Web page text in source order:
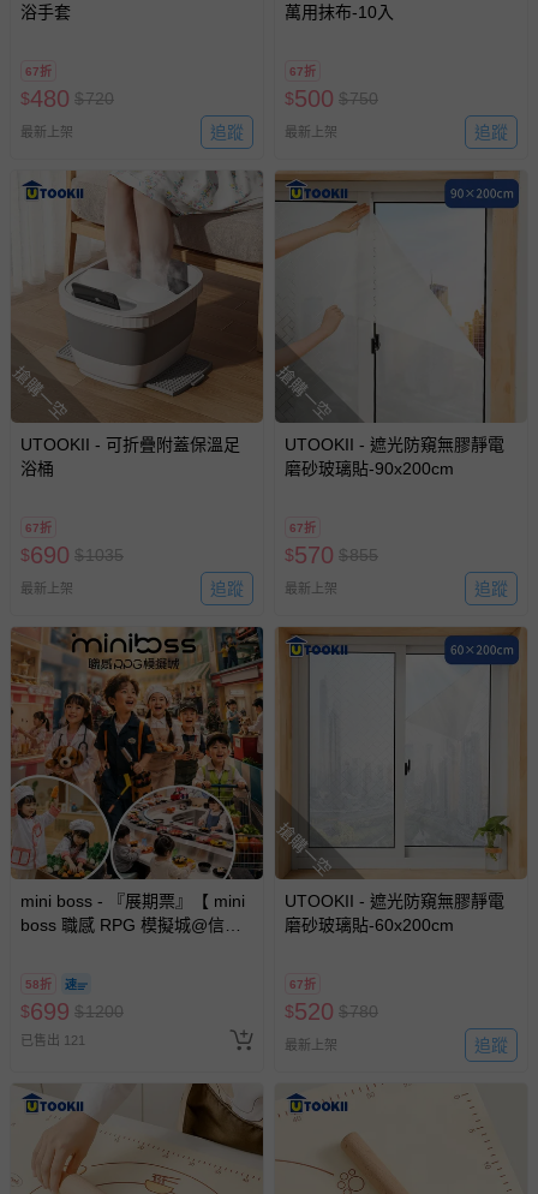
浴手套
67折
$480 $720
最新上架 追蹤
萬用抹布-10入
67折
$500 $750
最新上架 追蹤
搶購一空
UTOOKII - 可折疊附蓋保溫足
浴桶
67折
$690 $1035
最新上架 追蹤
搶購一空
UTOOKII - 遮光防窺無膠靜電
磨砂玻璃貼-90x200cm
67折
$570 $855
最新上架 追蹤
mini boss - 『展期票』【 mini
boss 職感 RPG 模擬城@信義
期作廢) (兒童票(2歲以上)贈一
名陪伴成人)
58折
$699 $1200
已售出 121
搶購一空
UTOOKII - 遮光防窺無膠靜電
磨砂玻璃貼-60x200cm
67折
$520 $780
最新上架 追蹤